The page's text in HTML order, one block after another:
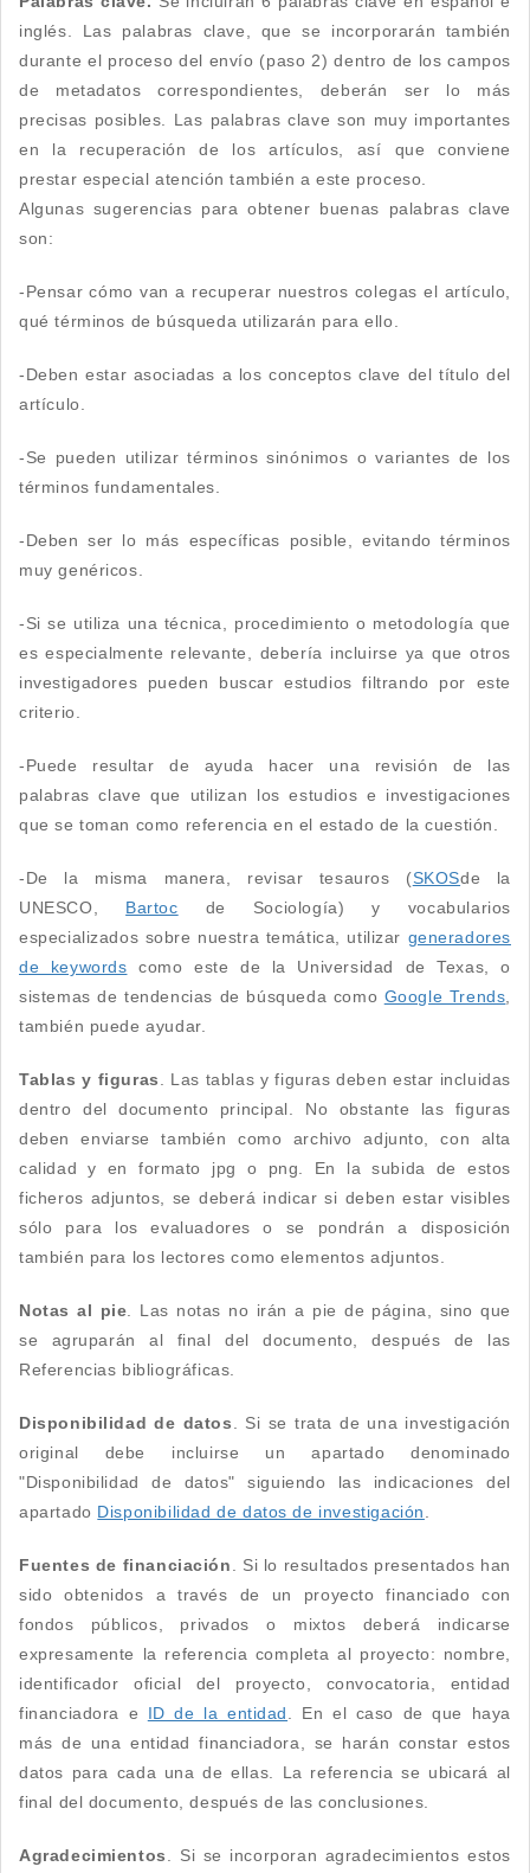
inglés. Las palabras clave, que se incorporarán también
durante el proceso del envío (paso 2) dentro de los campos
de metadatos correspondientes, deberán ser lo más
precisas posibles. Las palabras clave son muy importantes
en la recuperación de los artículos, así que conviene
prestar especial atención también a este proceso.
Algunas sugerencias para obtener buenas palabras clave
son:
-Pensar cómo van a recuperar nuestros colegas el artículo,
qué términos de búsqueda utilizarán para ello.
-Deben estar asociadas a los conceptos clave del título del
artículo.
-Se pueden utilizar términos sinónimos o variantes de los
términos fundamentales.
-Deben ser lo más específicas posible, evitando términos
muy genéricos.
-Si se utiliza una técnica, procedimiento o metodología que
es especialmente relevante, debería incluirse ya que otros
investigadores pueden buscar estudios filtrando por este
criterio.
-Puede resultar de ayuda hacer una revisión de las
palabras clave que utilizan los estudios e investigaciones
que se toman como referencia en el estado de la cuestión.
-De la misma manera, revisar tesauros (SKOSde la
UNESCO, Bartoc de Sociología) y vocabularios
especializados sobre nuestra temática, utilizar generadores
de keywords como este de la Universidad de Texas, o
sistemas de tendencias de búsqueda como Google Trends
también puede ayudar.
Tablas y figuras
. Las tablas y figuras deben estar incluidas
dentro del documento principal. No obstante las figuras
deben enviarse también como archivo adjunto, con alta
calidad y en formato jpg o png. En la subida de estos
ficheros adjuntos, se deberá indicar si deben estar visibles
sólo para los evaluadores o se pondrán a disposición
también para los lectores como elementos adjuntos.
Notas al pie . Las notas no irán a pie de página, sino que
se agruparán al final del documento, después de las
Referencias bibliográficas.
Disponibilidad de datos
. Si se trata de una investigación
original debe incluirse un apartado denominado
"Disponibilidad de datos" siguiendo las indicaciones del
apartado Disponibilidad de datos de investigación
Fuentes de financiación
. Si lo resultados presentados han
sido obtenidos a través de un proyecto financiado con
fondos públicos, privados o mixtos deberá indicarse
expresamente la referencia completa al proyecto: nombre,
identificador oficial del proyecto, convocatoria, entidad
financiadora e ID de la entidad
. En el caso de que haya
más de una entidad financiadora, se harán constar estos
datos para cada una de ellas. La referencia se ubicará al
final del documento, después de las conclusiones.
Agradecimientos
. Si se incorporan agradecimientos estos